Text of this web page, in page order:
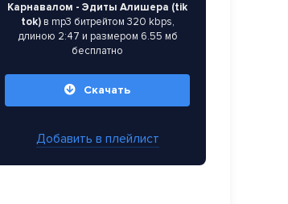
Карнавалом - Эдиты Алишера (tik
tok)в mp3 битрейтом 320 kbps,
длиною 2:47 и размером 6.55 мб
бесплатно
Скачать
Добавить в плейлист